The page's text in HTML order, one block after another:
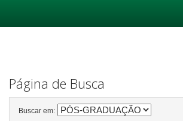
Página de Busca
Buscar em: